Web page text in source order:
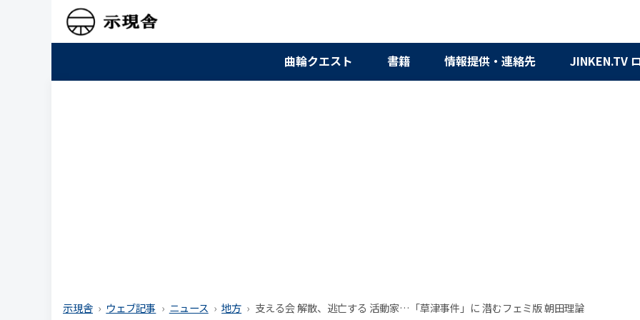
曲輪クエスト 書籍 情報提供・連絡先 JINKEN.TV
示現舎 ウェブ記事 ニュース 地方 支える会 解散、逃亡する 活動家…「草津事件」に 潜むフェミ版 朝田理論